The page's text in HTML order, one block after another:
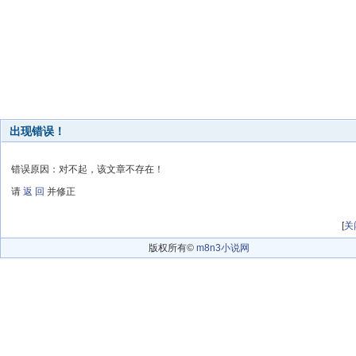
出现错误！
错误原因：对不起，该文章不存在！
请 返 回 并修正
[关
版权所有© m8n3小说网